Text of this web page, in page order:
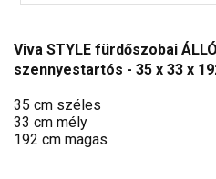
Viva STYLE fürdőszobai
szennyestartós - 35 x 33 x
35 cm széles
33 cm mély
192 cm magas